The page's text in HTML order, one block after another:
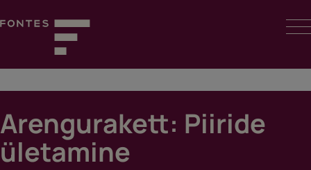
to
Arengurakett: Piiride
ületamine